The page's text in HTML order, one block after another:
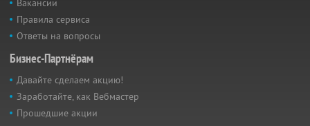
Вакансии
Правила сервиса
Ответы на вопросы
Бизнес-Партнёрам
Давайте сделаем акцию!
Заработайте, как Вебмастер
Прошедшие акции